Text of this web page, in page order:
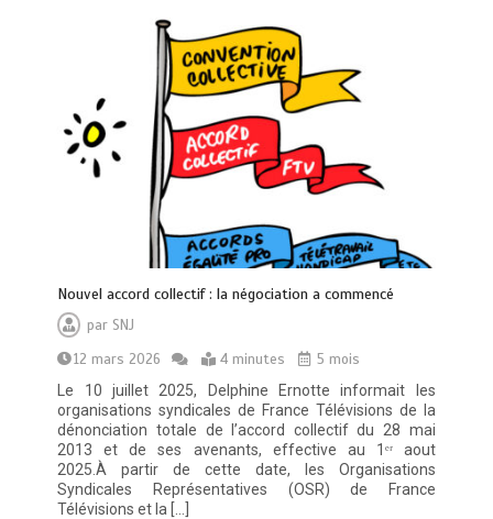
Nouvel accord collectif : la négociation a commencé
par SNJ
12 mars 2026
4 minutes
5 mois
Le 10 juillet 2025, Delphine Ernotte informait les
organisations syndicales de France Télévisions de la
dénonciation totale de l’accord collectif du 28 mai
2013 et de ses avenants, effective au 1ᵉʳ aout
2025.À partir de cette date, les Organisations
Syndicales Représentatives (OSR) de France
Télévisions et la […]